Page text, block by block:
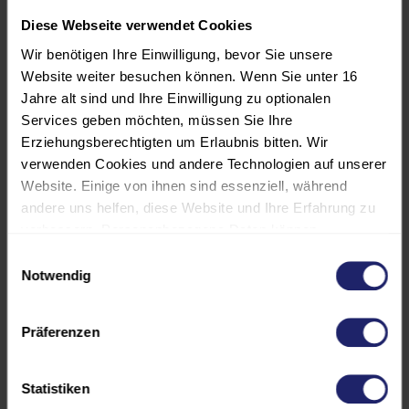
Diese Webseite verwendet Cookies
Wir benötigen Ihre Einwilligung, bevor Sie unsere
Website weiter besuchen können. Wenn Sie unter 16
Jahre alt sind und Ihre Einwilligung zu optionalen
Services geben möchten, müssen Sie Ihre
Erziehungsberechtigten um Erlaubnis bitten. Wir
verwenden Cookies und andere Technologien auf unserer
Website. Einige von ihnen sind essenziell, während
andere uns helfen, diese Website und Ihre Erfahrung zu
personalisierte Anzeigen und Inhalte oder die Messung
von Anzeigen und Inhalten. Weitere Informationen über
Datenschutzerklärung. Es besteht keine Verpflichtung, in
Angebot zu nutzen. Sie können Ihre Auswahl jederzeit
unter "Cookies" (im Footer) widerrufen oder anpassen.
Notwendig
Präferenzen
Statistiken
4 Sterne
3 Sterne
2 Sterne
1 Sterne
Bewertung abgeben
Projekte und Teams leiten ohne Vorgesetztenfunktion |
Organisation war sehr gut geplant und einfach